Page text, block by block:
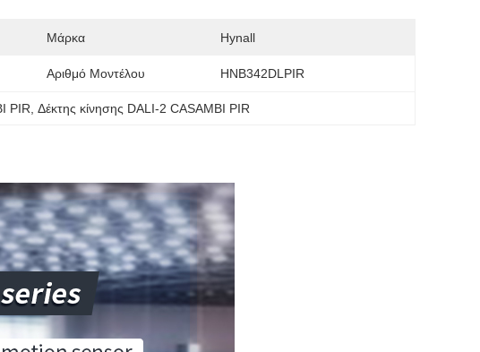
Μάρκα Hynall
Αριθμό Μοντέλου HNB342DLPIR
PIR , Δέκτης κίνησης DALI-2 CASAMBI PIR